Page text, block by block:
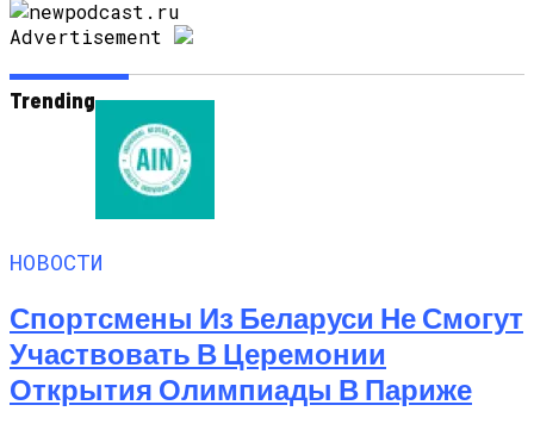
Advertisement
Trending
НОВОСТИ
Спортсмены Из Беларуси Не Смогут
Участвовать В Церемонии
Открытия Олимпиады В Париже